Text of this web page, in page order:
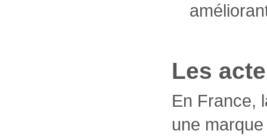
Les
En France,
une